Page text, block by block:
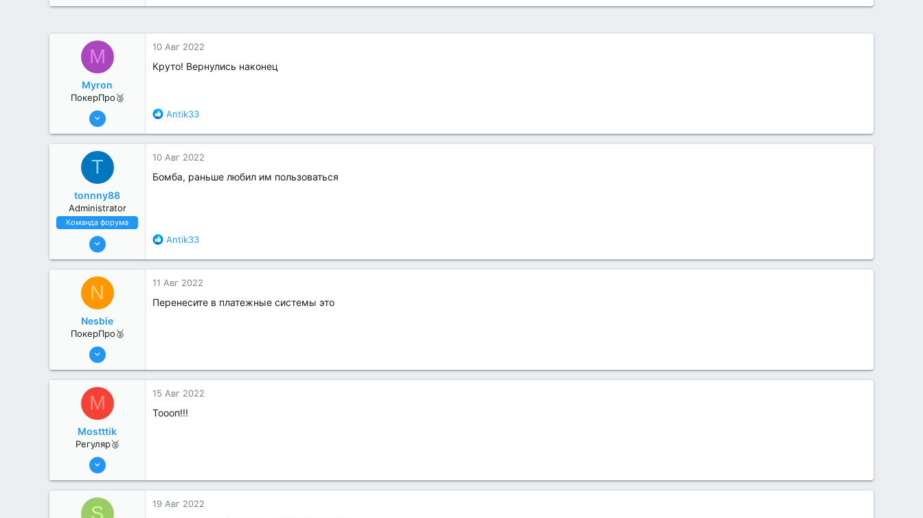
M
Myron
ПокерПро🥈
8 Июн 2022
3
10 Авг 2022
Круто! Вернулись наконец
Р
а
ц
и
Antik33
T
tonnny88
Administrator
Команда форума
19 Июл 2022
7
10 Авг 2022
Бомба, раньше любил им пользоваться
Р
а
ц
и
Antik33
N
Nesbie
ПокерПро🥈
13 Июн 2022
0
11 Авг 2022
Перенесите в платежные системы это
M
Mostttik
Регуляр🥈
19 Июл 2022
0
15 Авг 2022
Тоооп!!!
S 19 Авг 2022